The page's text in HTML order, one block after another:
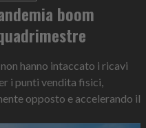
boom
hanno intaccato i ricavi
i punti vendita fisici,
opposto e accelerando il